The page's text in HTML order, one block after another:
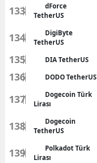
133
dForce
TetherUS
134
DigiByte
TetherUS
135 DIA TetherUS
136 DODO TetherUS
137
Dogecoin Türk
Lirası
138
Dogecoin
TetherUS
139
Polkadot Türk
Lirası